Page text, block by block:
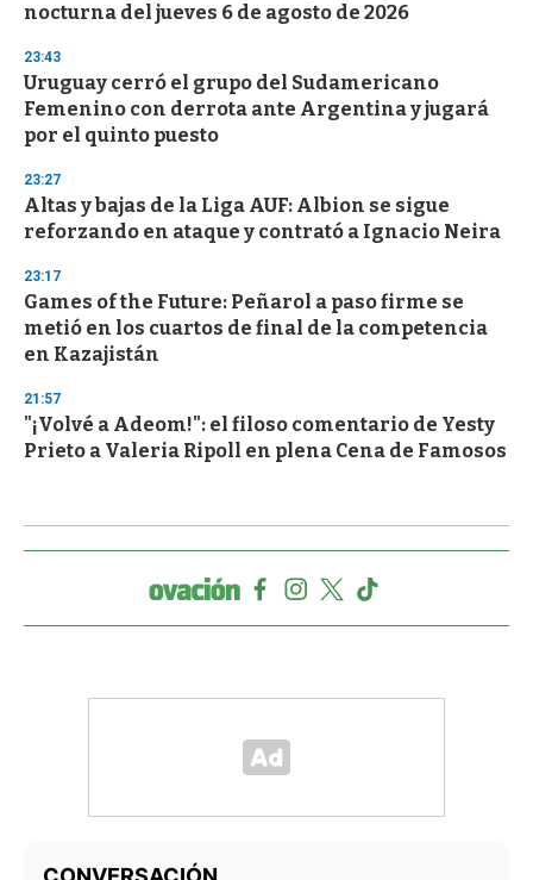
nocturna del jueves 6 de agosto de 2026
23:43
Uruguay cerró el grupo del Sudamericano
Femenino con derrota ante Argentina y jugará
por el quinto puesto
23:27
Altas y bajas de la Liga AUF: Albion se sigue
reforzando en ataque y contrató a Ignacio Neira
23:17
Games of the Future: Peñarol a paso firme se
metió en los cuartos de final de la competencia
en Kazajistán
21:57
"¡Volvé a Adeom!": el filoso comentario de Yesty
Prieto a Valeria Ripoll en plena Cena de Famosos